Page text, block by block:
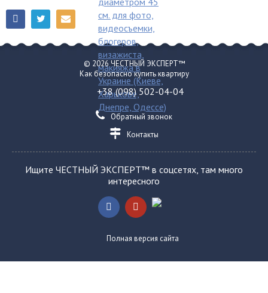
© 2026 ЧЕСТНЫЙ ЭКСПЕРТ™
Как безопасно купить квартиру
+38 (098) 502-04-04
Обратный звонок
Контакты
Ищите ЧЕСТНЫЙ ЭКСПЕРТ™ в соцсетях, там много
интересного
Полная версия сайта